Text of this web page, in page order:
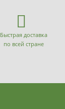
Быстрая доставка
по всей стране